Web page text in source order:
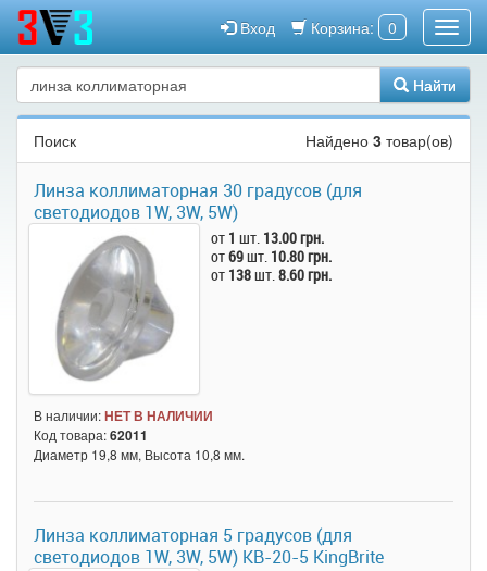
Корзина: 0
Вход
Найти
Поиск Найдено 3 товар(ов)
Линза коллиматорная 30 градусов (для
светодиодов 1W, 3W, 5W)
от 1 шт. 13.00 грн.
от69шт. 10.80 грн.
от 138шт.8.60 грн.
В наличии:НЕТ В НАЛИЧИИ
Код товара:62011
Диаметр 19,8 мм, Высота 10,8 мм.
Линза коллиматорная 5 градусов (для
светодиодов 1W, 3W, 5W) KB-20-5 KingBrite